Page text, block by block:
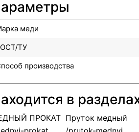
меди
ТУ
производства
в
ПРОКАТ Пруток медный